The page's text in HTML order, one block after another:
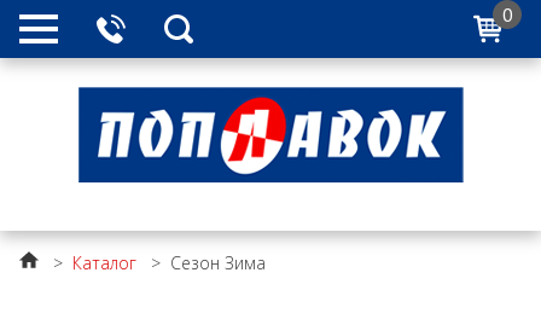
0
> Каталог > Сезон Зима